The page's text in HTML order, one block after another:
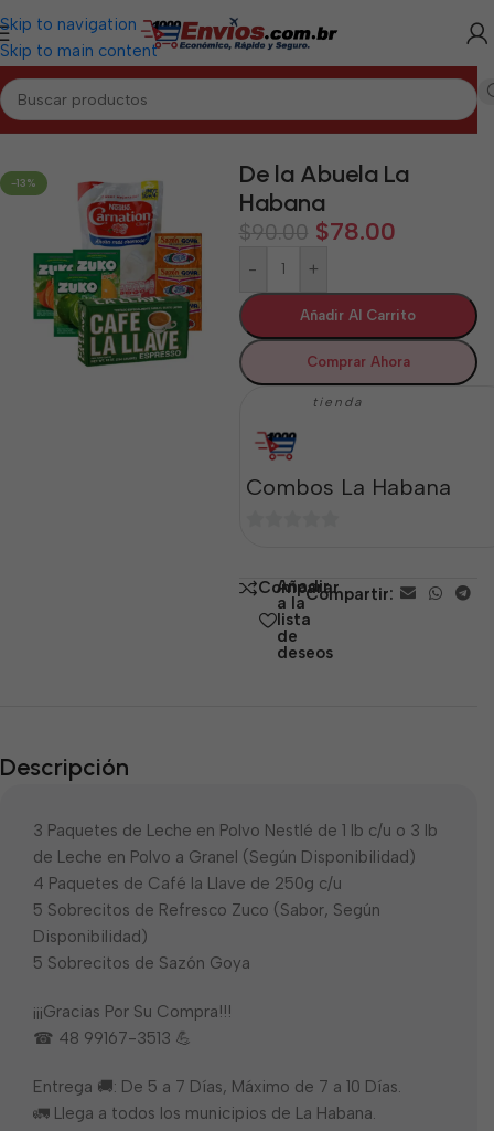
Skip to navigation
Skip to main content
Inicio/LA HABANA/Combos La Habana
-13%
De la Abuela La
Habana
$90.00 $78.00
- +
Añadir Al Carrito
Comprar Ahora
tienda
Combos La Habana
5 Comparar
Añadir
a la
lista
de
deseos
Compartir:
Descripción
3 Paquetes de Leche en Polvo Nestlé de 1 lb c/u o 3 lb
de Leche en Polvo a Granel (Según Disponibilidad)
4 Paquetes de Café la Llave de 250g c/u
5 Sobrecitos de Refresco Zuco (Sabor, Según
Disponibilidad)
5 Sobrecitos de Sazón Goya
¡¡¡Gracias Por Su Compra!!!
☎ 48 99167-3513 💪
Entrega 🚚: De 5 a 7 Días, Máximo de 7 a 10 Días.
🚛 Llega a todos los municipios de La Habana.